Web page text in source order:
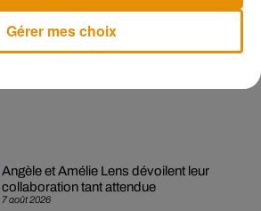
Madonna sort enfin le remix de « Love
7 août 2026
Angèle et Amélie Lens dévoilent leur
collaboration tant attendue
Gérer mes choix